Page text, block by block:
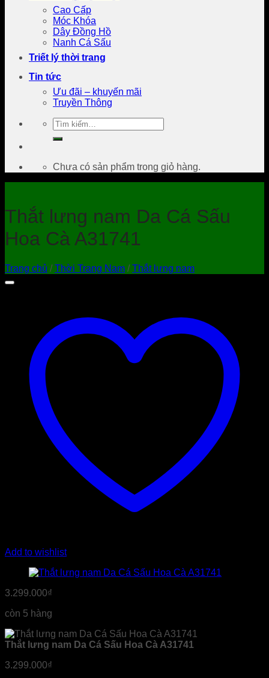
Cao Cấp
Móc Khóa
Dây Đồng Hồ
Nanh Cá Sấu
Triết lý thời trang
Tin tức
Ưu đãi – khuyến mãi
Truyền Thông
Tìm
kiếm:
Chưa có sản phẩm trong giỏ hàng.
Thắt lưng nam Da Cá Sấu
Hoa Cà A31741
Trang chủ / Thời Trang Nam / Thắt lưng nam
Add to wishlist
3.299.000₫
còn 5 hàng
Thắt lưng nam Da Cá Sấu Hoa Cà A31741
3.299.000₫